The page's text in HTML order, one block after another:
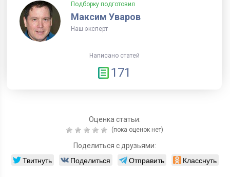
Подборку подготовил
Максим Уваров
Наш эксперт
Написано статей
171
Оценка статьи:
(пока оценок нет)
Поделиться с друзьями:
Твитнуть Поделиться Отправить Класснуть